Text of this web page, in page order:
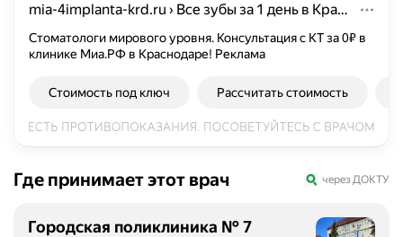
mia-4implanta-krd.ru › Все зубы за 1 день в Краснодаре в рассрочку от 5055р/мес
Стоматологи мирового уровня. Консультация с КТ за 0₽ в
клинике Миа.РФ в Краснодаре! Реклама
Стоимость под ключ Рассчитать стоимость
Где принимает этот врач через ДОКТУ
Городская поликлиника № 7